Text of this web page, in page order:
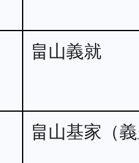
畠山義就
畠山基家（義